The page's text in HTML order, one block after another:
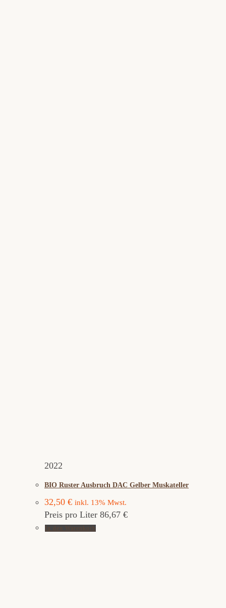
2022
BIO Ruster Ausbruch DAC Gelber Muskateller
32,50 € inkl. 13% Mwst.
Preis pro Liter 86,67 €
In den Warenkorb